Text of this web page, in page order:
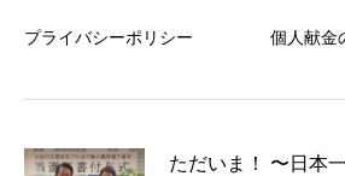
プライバシーポリシー 個人献金
ただいま！ 〜日本